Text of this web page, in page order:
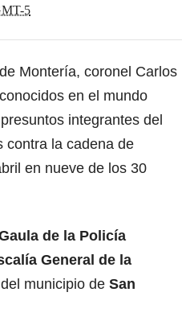
5
Montería, coronel Carlos
en el mundo
presuntos integrantes del
contra la cadena de
en nueve de los 30
de la Policía
General de la
municipio de San